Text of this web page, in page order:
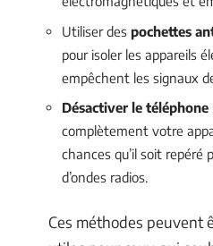
Utiliser des pochettes
pour isoler les appareils
empêchent les signaux
Désactiver le téléphone
complètement votre
chances qu’il soit repéré
d’ondes radios.
Ces méthodes peuvent